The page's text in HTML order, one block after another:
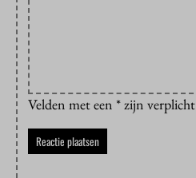
Velden met een * zijn verplicht